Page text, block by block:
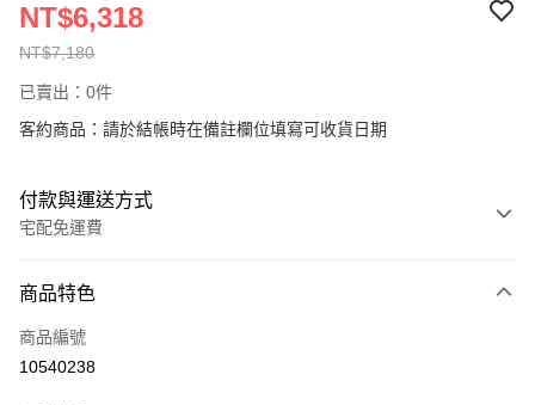
NT$7,180
NT$6,318
已賣出：0件
客約商品：請於結帳時在備註欄位填寫可收貨日期
付款與運送方式
宅配免運費
信用卡一次付款
信用卡分期付款
商品特色
商品編號
10540238